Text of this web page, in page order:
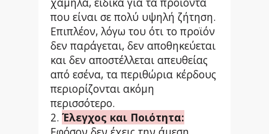
που είναι σε πολύ υψηλή ζήτηση.
Επιπλέον, λόγω του ότι το προϊόν
δεν παράγεται, δεν αποθηκεύεται
και δεν αποστέλλεται απευθείας
από εσένα, τα περιθώρια κέρδους
περιορίζονται ακόμη
περισσότερο.
2. Έλεγχος και Ποιότητα: